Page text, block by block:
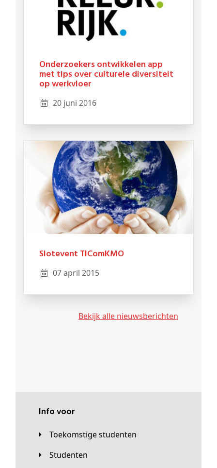
Onderzoekers ontwikkelen app
met tips over culturele diversiteit
op werkvloer
20 juni 2016
Slotevent TIComKMO
07 april 2015
Bekijk alle nieuwsberichten
Info voor
Toekomstige studenten
Studenten